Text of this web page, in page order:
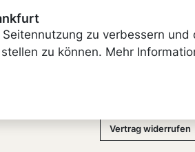
Vertrag widerrufen
zu verbessern
zu können. Mehr